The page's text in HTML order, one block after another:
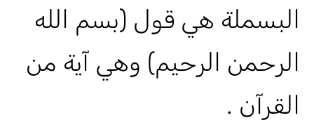
البسملة هي قول (بسم الله
الرحمن الرحيم) وهي آية من
القرآن .